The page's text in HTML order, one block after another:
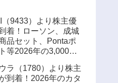
（9433）より株主優
着！ローソン、成城
品セット、Pontaポ
等2026年の3,000円
ラ（1780）より株主
到着！2026年のカタ